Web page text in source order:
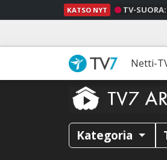
KATSO NYT TV-SUORA:
Netti-
Kategoria